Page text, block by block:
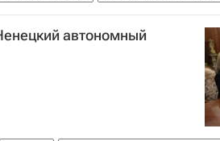
Евгений Солнцев Общество
автономный